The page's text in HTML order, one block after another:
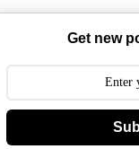
Get new